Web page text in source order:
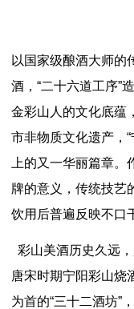
以国家级酿酒大师的
酒，“二十六道工序”
金彩山人的文化底蕴
市非物质文化遗产，
上的又一华丽篇章
牌的意义，传统技艺
饮用后普遍反映不口
彩山美酒历史久远
唐宋时期宁阳彩山烧
为首的“三十二酒坊”